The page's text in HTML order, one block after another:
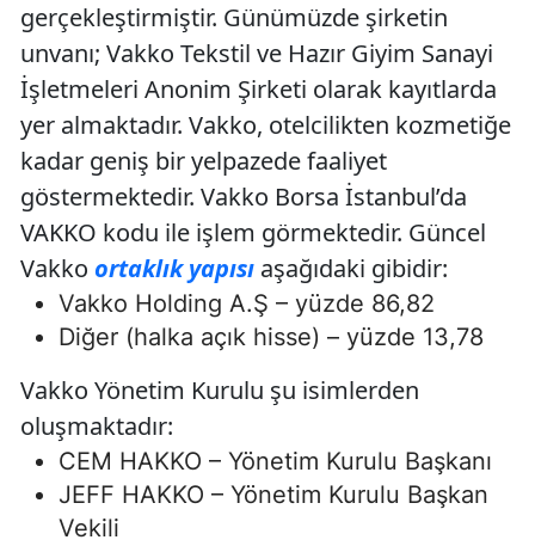
gerçekleştirmiştir. Günümüzde şirketin
unvanı; Vakko Tekstil ve Hazır Giyim Sanayi
İşletmeleri Anonim Şirketi olarak kayıtlarda
yer almaktadır. Vakko, otelcilikten kozmetiğe
kadar geniş bir yelpazede faaliyet
göstermektedir. Vakko Borsa İstanbul’da
VAKKO kodu ile işlem görmektedir. Güncel
Vakko ortaklık yapısı aşağıdaki gibidir:
Vakko Holding A.Ş – yüzde 86,82
Diğer (halka açık hisse) – yüzde 13,78
Vakko Yönetim Kurulu şu isimlerden
oluşmaktadır:
CEM HAKKO – Yönetim Kurulu Başkanı
JEFF HAKKO – Yönetim Kurulu Başkan
Vekili